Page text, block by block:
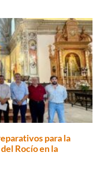
para la
Rocío en la